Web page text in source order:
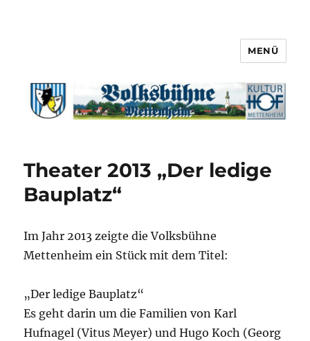
MENÜ
Theater 2013 „Der ledige
Bauplatz“
Im Jahr 2013 zeigte die Volksbühne
Mettenheim ein Stück mit dem Titel:
„Der ledige Bauplatz“
Es geht darin um die Familien von Karl
Hufnagel (Vitus Meyer) und Hugo Koch (Georg